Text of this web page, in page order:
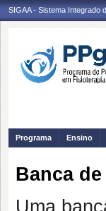
SIGAA - Sistema Integrado
Programa Ensino
Banca de
Uma